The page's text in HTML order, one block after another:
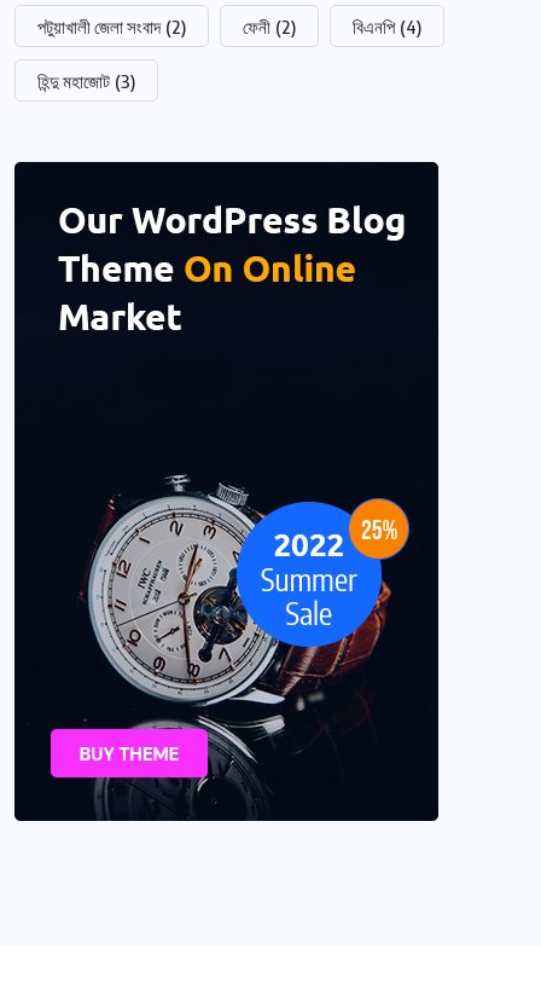
পটুয়াখালী জেলা সংবাদ (2) ফেনী (2) বিএনপি (4)
হিন্দু মহাজোট (3)